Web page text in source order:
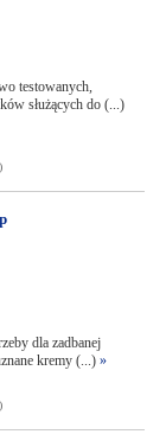
testowanych,
służących do (...)
dla zadbanej
kremy (...) »